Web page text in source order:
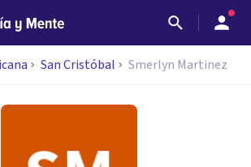
San Cristóbal Smerlyn Martinez